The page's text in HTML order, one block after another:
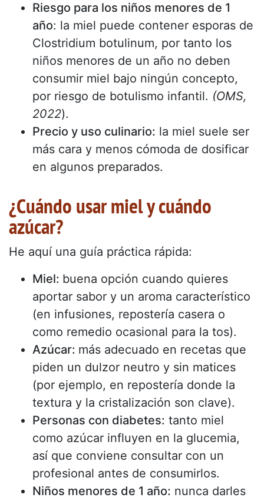
Riesgo para los niños menores de 1
año: la miel puede contener esporas de
Clostridium botulinum, por tanto los
niños menores de un año no deben
consumir miel bajo ningún concepto,
por riesgo de botulismo infantil. (OMS,
2022).
Precio y uso culinario: la miel suele ser
más cara y menos cómoda de dosificar
en algunos preparados.
¿Cuándo usar miel y cuándo
azúcar?
He aquí una guía práctica rápida:
Miel: buena opción cuando quieres
aportar sabor y un aroma característico
(en infusiones, repostería casera o
como remedio ocasional para la tos).
Azúcar: más adecuado en recetas que
piden un dulzor neutro y sin matices
(por ejemplo, en repostería donde la
textura y la cristalización son clave).
Personas con diabetes: tanto miel
como azúcar influyen en la glucemia,
así que conviene consultar con un
profesional antes de consumirlos.
Niños menores de 1 año: nunca darles